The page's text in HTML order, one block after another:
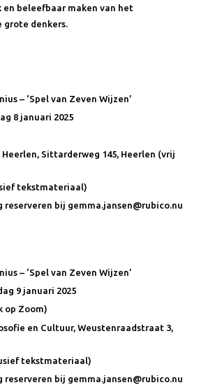
beleefbaar maken van het
grote denkers.
– ‘Spel van Zeven Wijzen’
8 januari 2025
Sittarderweg 145, Heerlen (vrij
tekstmateriaal)
reserveren bij gemma.jansen@rubico.nu
– ‘Spel van Zeven Wijzen’
9 januari 2025
op Zoom)
en Cultuur, Weustenraadstraat 3,
tekstmateriaal)
reserveren bij gemma.jansen@rubico.nu